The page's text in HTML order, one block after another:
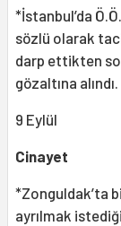
*İstanbul’da
sözlü olarak
darp ettikten
gözaltına alındı.
9 Eylül
Cinayet
*Zonguldak’ta
ayrılmak